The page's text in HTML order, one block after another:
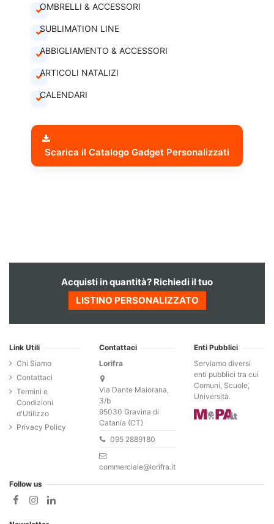
OMBRELLI & ACCESSORI
SUBLIMATION LINE
ABBIGLIAMENTO & ACCESSORI
ARTICOLI NATALIZI
CALENDARI
Scarica il Catalogo Gadget Personalizzati
Acquisti in quantità? Richiedi il tuo
LISTINO PERSONALIZZATO
Link Utili
Chi Siamo
Contattaci
Termini e
Condizioni
d'Utilizzo
Privacy Policy
Contattaci
Lorifra
Via Dante Maiorana,
3/b
95030 Gravina di
Catania (CT)
095 2889180
commerciale@lorifra.it
Enti Pubblici
Serviamo diversi
enti pubblici tra cui
Comuni, Scuole,
Università.
Follow us